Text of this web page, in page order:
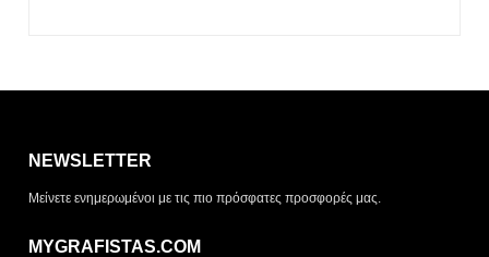
NEWSLETTER
Μείνετε ενημερωμένοι με τις πιο πρόσφατες προσφορές μας.
MYGRAFISTAS.COM
ΤΡΌΠΟΣ ΠΑΡΆΔΟΣΗΣ